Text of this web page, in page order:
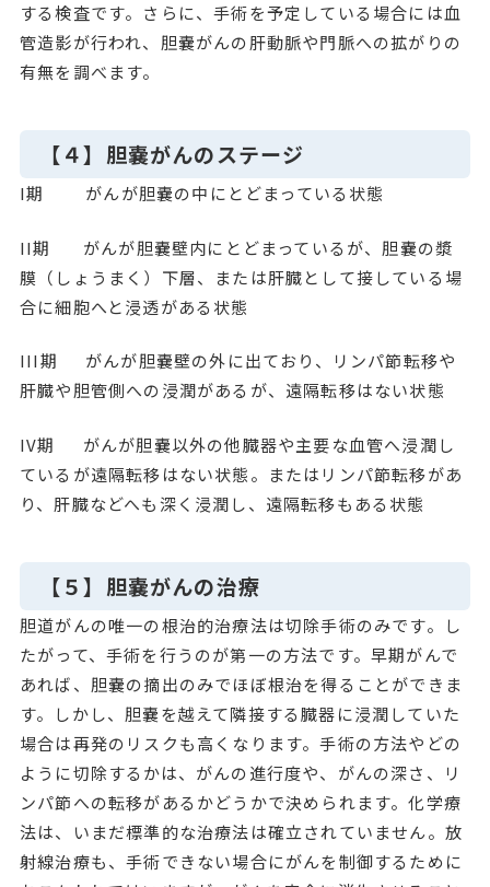
する検査です。さらに、手術を予定している場合には血
管造影が行われ、胆嚢がんの肝動脈や門脈への拡がりの
有無を調べます。
【４】胆嚢がんのステージ
I期 がんが胆嚢の中にとどまっている状態
II期 がんが胆嚢壁内にとどまっているが、胆嚢の漿
膜（しょうまく）下層、または肝臓として接している場
合に細胞へと浸透がある状態
III期 がんが胆嚢壁の外に出ており、リンパ節転移や
肝臓や胆管側への浸潤があるが、遠隔転移はない状態
IV期 がんが胆嚢以外の他臓器や主要な血管へ浸潤し
ているが遠隔転移はない状態。またはリンパ節転移があ
り、肝臓などへも深く浸潤し、遠隔転移もある状態
【５】胆嚢がんの治療
胆道がんの唯一の根治的治療法は切除手術のみです。し
たがって、手術を行うのが第一の方法です。早期がんで
あれば、胆嚢の摘出のみでほぼ根治を得ることができま
す。しかし、胆嚢を越えて隣接する臓器に浸潤していた
場合は再発のリスクも高くなります。手術の方法やどの
ように切除するかは、がんの進行度や、がんの深さ、リ
ンパ節への転移があるかどうかで決められます。化学療
法は、いまだ標準的な治療法は確立されていません。放
射線治療も、手術できない場合にがんを制御するために